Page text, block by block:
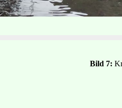
Bild 7: